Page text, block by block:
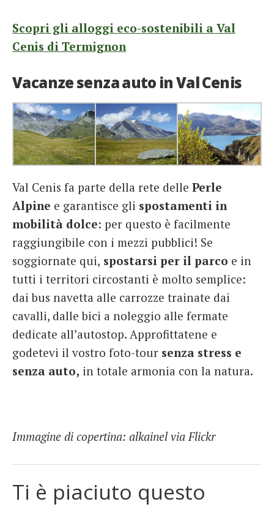
Scopri gli alloggi eco-sostenibili a Val
Cenis di Termignon
Vacanze senza auto in Val Cenis
Val Cenis fa parte della rete delle Perle
Alpine e garantisce gli spostamenti in
mobilità dolce: per questo è facilmente
raggiungibile con i mezzi pubblici! Se
soggiornate qui, spostarsi per il parco e in
tutti i territori circostanti è molto semplice:
dai bus navetta alle carrozze trainate dai
cavalli, dalle bici a noleggio alle fermate
dedicate all’autostop. Approfittatene e
godetevi il vostro foto-tour senza stress e
senza auto, in totale armonia con la natura.
Immagine di copertina: alkainel via Flickr
Ti è piaciuto questo